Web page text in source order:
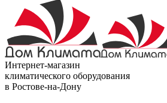
Интернет-магазин
климатического оборудования
в Ростове-на-Дону